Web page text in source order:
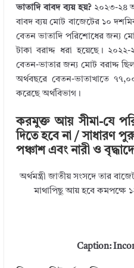
ভাতাদি বাবদ ব্যয় হয়?২০২৩-২৪
বাবদ ব্যয় মোট বাজেটের ১০
বেতন ভাতাদি পরিশোধের জন্য
টাকা বরাদ্দ ধরা হয়েছে।
বেতন-ভাতার জন্য মোট বরাদ্দ
অর্থবছরে বেতন-ভাতাখাতে
করেছে অর্থবিভাগ।
করমুক্ত আয় সীমা-যে
দিতে হবে না / সাধারণ
পঞ্চাশ এবং নারী ও
অর্থমন্ত্রী জাতীয় সংসদে তার
মাথাপিছু আয় হবে কমপক্ষে
Caption: